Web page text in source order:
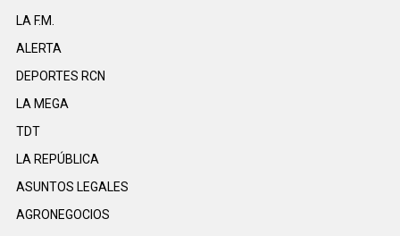
LA F.M.
ALERTA
DEPORTES RCN
LA MEGA
TDT
LA REPÚBLICA
ASUNTOS LEGALES
AGRONEGOCIOS